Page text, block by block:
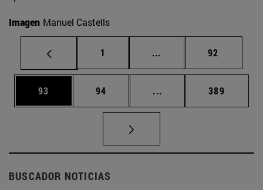
Imagen Manuel Castells
Página
1 ... Páginas intermedias
Página
92
Página
93 Página
94 ... Páginas intermedias
Página
389
BUSCADOR NOTICIAS